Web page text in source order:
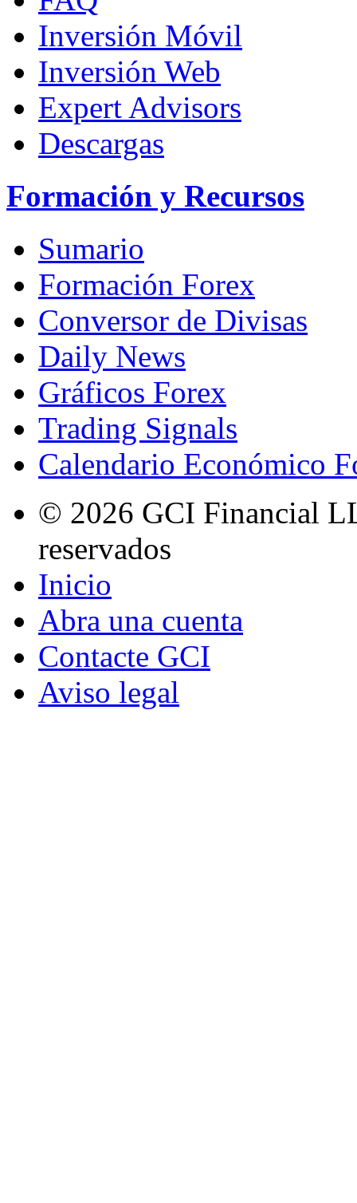
Inversión Móvil
Inversión Web
Expert Advisors
Descargas
Formación y Recursos
Sumario
Formación Forex
Conversor de Divisas
Daily News
Gráficos Forex
Trading Signals
Calendario Económico
© 2026 GCI Financial
reservados
Inicio
Abra una cuenta
Contacte GCI
Aviso legal